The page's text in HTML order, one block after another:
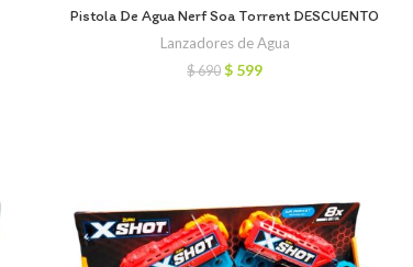
Pistola De Agua Nerf Soa Torrent DESCUENTO
Lanzadores de Agua
$690 El
$ 599El